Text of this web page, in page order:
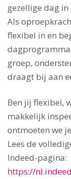
gezellige dag
Als
flexibel in en
groep,
draagt bij aan
Ben jij flexibel,
makkelijk
ontmoeten we
Lees de
Indeed-pagina:
https://